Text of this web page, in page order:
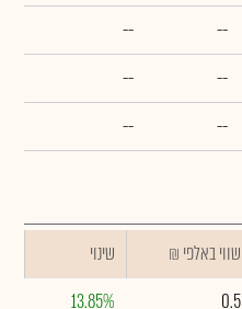
--
--
--
--
--
--
₪ שווי באלפי
שינוי
0.5
13.85%